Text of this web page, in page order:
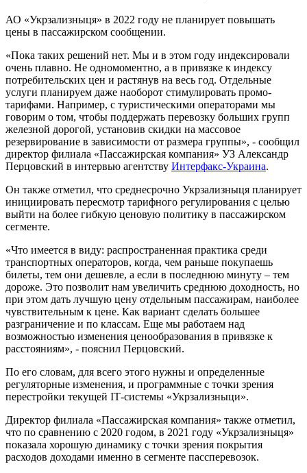
АО «Укрзализныця» в 2022 году не планирует повышать
цены в пассажирском сообщении.
«Пока таких решений нет. Мы и в этом году индексировали
очень плавно. Не одномоментно, а в привязке к индексу
потребительских цен и растянув на весь год. Отдельные
услуги планируем даже наоборот стимулировать промо-
тарифами. Например, с туристическими операторами мы
говорим о том, чтобы поддержать перевозку больших групп
железной дорогой, установив скидки на массовое
резервирование в зависимости от размера группы», - сообщил
директор филиала «Пассажирская компания» УЗ Александр
Перцовский в интервью агентству Интерфакс-Украина.
Он также отметил, что среднесрочно Укрзализныця планирует
инициировать пересмотр тарифного регулирования с целью
выйти на более гибкую ценовую политику в пассажирском
сегменте.
«Что имеется в виду: распространенная практика среди
транспортных операторов, когда, чем раньше покупаешь
билеты, тем они дешевле, а если в последнюю минуту – тем
дороже. Это позволит нам увеличить среднюю доходность, но
при этом дать лучшую цену отдельным пассажирам, наиболее
чувствительным к цене. Как вариант сделать большее
разграничение и по классам. Еще мы работаем над
возможностью изменения ценообразования в привязке к
расстояниям», - пояснил Перцовский.
По его словам, для всего этого нужны и определенные
регуляторные изменения, и программные с точки зрения
перестройки текущей ІТ-системы «Укрзализныци».
Директор филиала «Пассажирская компания» также отметил,
что по сравнению с 2020 годом, в 2021 году «Укрзализныця»
показала хорошую динамику с точки зрения покрытия
расходов доходами именно в сегменте пассперевозок.